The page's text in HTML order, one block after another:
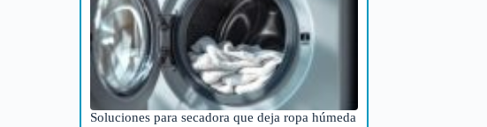
Soluciones para secadora que deja ropa húmeda